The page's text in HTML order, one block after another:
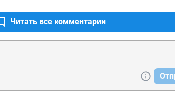
Читать все комментарии